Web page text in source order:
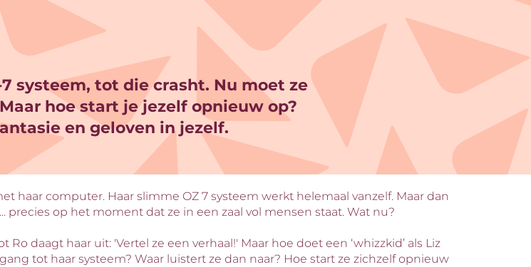
systeem, tot die crasht. Nu moet ze
hoe start je jezelf opnieuw op?
en geloven in jezelf.
haar computer. Haar slimme OZ 7 systeem werkt helemaal vanzelf. Maar dan
precies op het moment dat ze in een zaal vol mensen staat. Wat nu?
Ro daagt haar uit: 'Vertel ze een verhaal!' Maar hoe doet een ‘whizzkid’ als Liz
tot haar systeem? Waar luistert ze dan naar? Hoe start ze zichzelf opnieuw